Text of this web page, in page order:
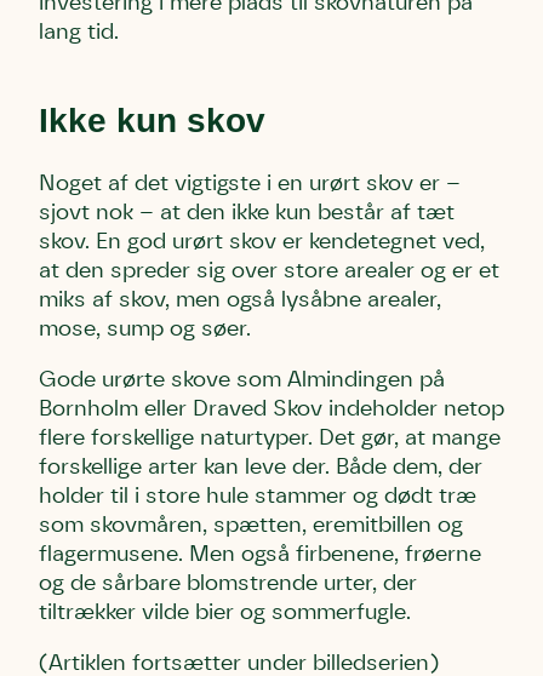
lang tid.
Ikke kun skov
Noget af det vigtigste i en urørt skov er –
sjovt nok – at den ikke kun består af tæt
skov. En god urørt skov er kendetegnet ved,
at den spreder sig over store arealer og er et
miks af skov, men også lysåbne arealer,
mose, sump og søer.
Gode urørte skove som Almindingen på
Bornholm eller Draved Skov indeholder netop
flere forskellige naturtyper. Det gør, at mange
forskellige arter kan leve der. Både dem, der
holder til i store hule stammer og dødt træ
som skovmåren, spætten, eremitbillen og
flagermusene. Men også firbenene, frøerne
og de sårbare blomstrende urter, der
tiltrækker vilde bier og sommerfugle.
(Artiklen fortsætter under billedserien)